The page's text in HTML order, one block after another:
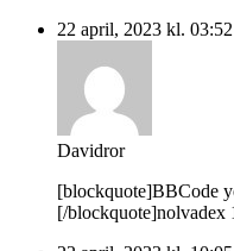
22 april, 2023 kl. 03:52
Davidror
[blockquote]BBCode
[/blockquote]nolvadex